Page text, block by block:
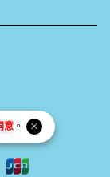
意 。
page